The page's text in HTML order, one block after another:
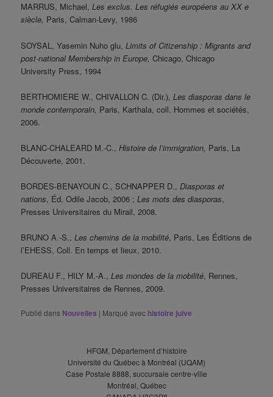
MARRUS, Michael,Les exclus. Les réfugiés européens au XX e
siècle, Paris, Calman-Levy, 1986
SOYSAL, Yasemin Nuho glu,Limits of Citizenship : Migrants and
post-national Membership in Europe, Chicago, Chicago
University Press, 1994
BERTHOMIERE W., CHIVALLON C. (Dir.),Les diasporas dans le
monde contemporain, Paris, Karthala, coll. Hommes et sociétés,
2006.
BLANC-CHALEARD M.-C.,Histoire de l’immigration, Paris, La
Découverte, 2001.
BORDES-BENAYOUN C., SCHNAPPER D.,Diasporas et
nations, Éd. Odile Jacob, 2006 ;Les mots des diasporas,
Presses Universitaires du Mirail, 2008.
BRUNO A.-S.,Les chemins de la mobilité, Paris, Les Éditions de
l’EHESS, Coll. En temps et lieux, 2010.
DUREAU F., HILY M.-A.,Les mondes de la mobilité, Rennes,
Presses Universitaires de Rennes, 2009.
Publié dans Nouvelles | Marqué avec histoire juive
HFGM, Département d’histoire
Université du Québec à Montréal (UQAM)
Case Postale 8888, succursale centre-ville
Montréal, Québec